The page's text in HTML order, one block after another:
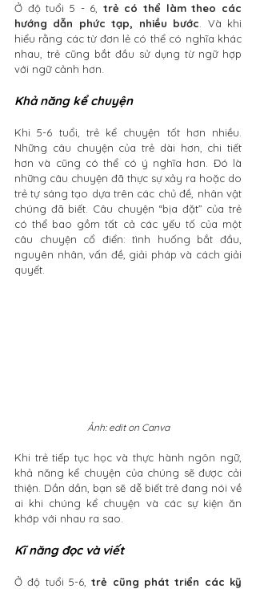
Ở độ tuổi 5 - 6,
trẻ có thể làm theo các
hướng dẫn phức tạp, nhiều bước . Và khi
hiểu rằng các từ đơn lẻ có thể có nghĩa khác
nhau, trẻ cũng bắt đầu sử dụng từ ngữ hợp
với ngữ cảnh hơn.
Khả năng kể chuyện
Khi 5-6 tuổi, trẻ kể chuyện tốt hơn nhiều.
Những câu chuyện của trẻ dài hơn, chi tiết
hơn và cũng có thể có ý nghĩa hơn. Đó là
những câu chuyện đã thực sự xảy ra hoặc do
trẻ tự sáng tạo dựa trên các chủ đề, nhân vật
chúng đã biết. Câu chuyện “bịa đặt” của trẻ
có thể bao gồm tất cả các yếu tố của một
câu chuyện cổ điển: tình huống bắt đầu,
nguyên nhân, vấn đề, giải pháp và cách giải
quyết.
Ảnh: edit on Canva
Khi trẻ tiếp tục học và thực hành ngôn ngữ,
khả năng kể chuyện của chúng sẽ được cải
thiện. Dần dần, bạn sẽ dễ biết trẻ đang nói về
ai khi chúng kể chuyện và các sự kiện ăn
khớp với nhau ra sao.
Kĩ năng đọc và viết
Ở độ tuổi 5-6, trẻ cũng phát triển các kỹ